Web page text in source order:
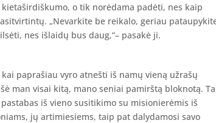
o tik norėdama padėti, nes kaip
„Nevarkite be reikalo, geriau
nes išlaidų bus daug,“– pasakė ji.
paprašiau vyro atnešti iš namų vieną užrašų
man visai kitą, mano seniai pamirštą bloknotą.
iš vieno susitikimo su misionierėmis iš
jų artimiesiems, taip pat dalydamosi savo